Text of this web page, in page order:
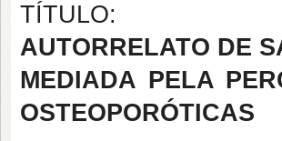
TÍTULO:
AUTORRELATO DE
MEDIADA PELA
OSTEOPORÓTICAS